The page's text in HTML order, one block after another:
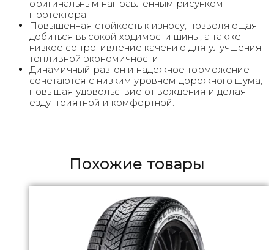
оригинальным направленным рисунком
протектора
Повышенная стойкость к износу, позволяющая
добиться высокой ходимости шины, а также
низкое сопротивление качению для улучшения
топливной экономичности
Динамичный разгон и надежное торможение
сочетаются с низким уровнем дорожного шума,
повышая удовольствие от вождения и делая
езду приятной и комфортной.
Похожие товары